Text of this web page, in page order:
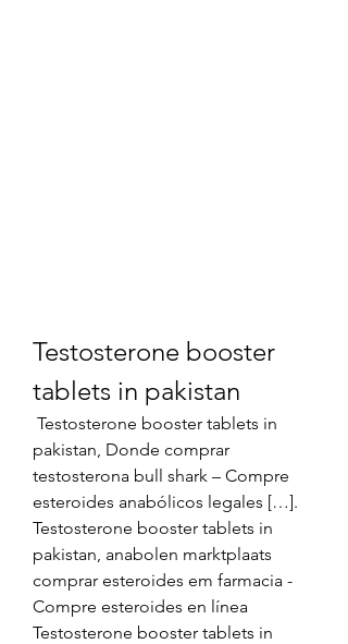
Testosterone booster
tablets in pakistan
pakistan, Donde comprar
testosterona bull shark – Compre
esteroides anabólicos legales […].
Testosterone booster tablets in
pakistan, anabolen marktplaats
comprar esteroides em farmacia -
Compre esteroides en línea
Testosterone booster tablets in